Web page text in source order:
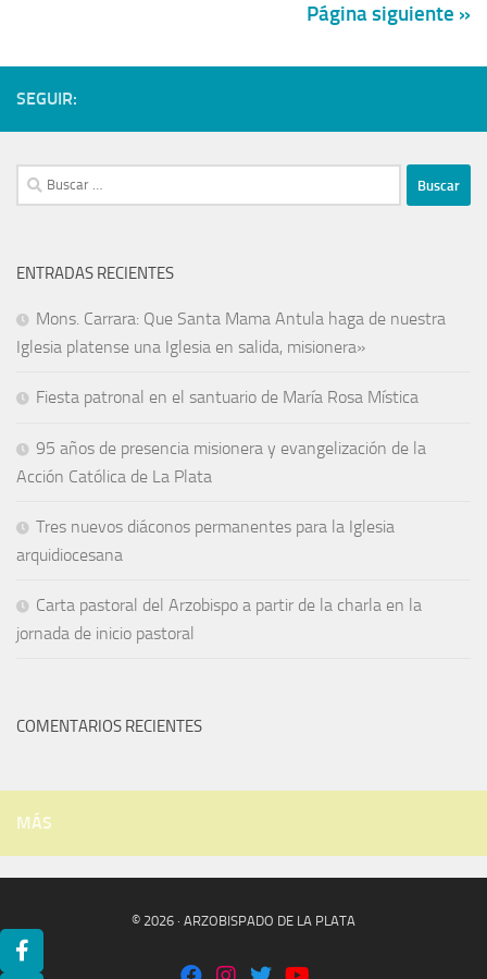
Página siguiente »
SEGUIR:
ENTRADAS RECIENTES
Mons. Carrara: Que Santa Mama Antula haga de nuestra
Iglesia platense una Iglesia en salida, misionera»
Fiesta patronal en el santuario de María Rosa Mística
95 años de presencia misionera y evangelización de la
Acción Católica de La Plata
Tres nuevos diáconos permanentes para la Iglesia
arquidiocesana
Carta pastoral del Arzobispo a partir de la charla en la
jornada de inicio pastoral
COMENTARIOS RECIENTES
MÁS
© 2026 · ARZOBISPADO DE LA PLATA